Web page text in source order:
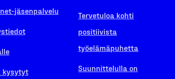
jäsenpalvelu
kysytyt
Tervetuloa kohti
positiivista
työelämäpuhetta
Suunnittelulla on